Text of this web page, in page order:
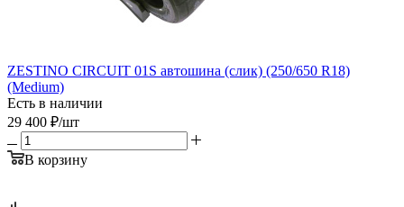
ZESTINO CIRCUIT 01S автошина (слик) (250/650 R18)
(Medium)
Есть в наличии
29 400 ₽/шт
В корзину